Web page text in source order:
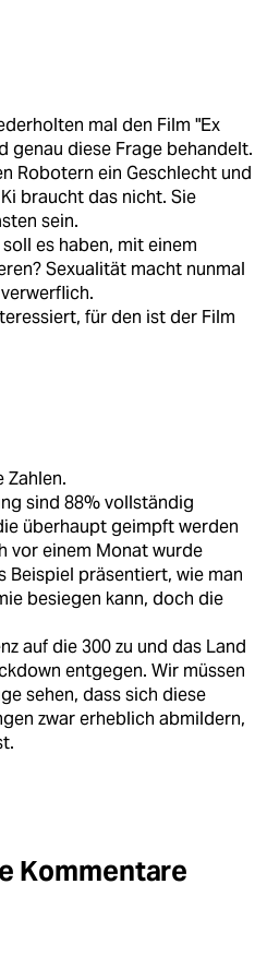
mal den Film "Ex
genau diese Frage behandelt.
Robotern ein Geschlecht und
braucht das nicht. Sie
sein.
es haben, mit einem
Sexualität macht nunmal
für den ist der Film
Zahlen.
sind 88% vollständig
überhaupt geimpft werden
vor einem Monat wurde
Beispiel präsentiert, wie man
besiegen kann, doch die
auf die 300 zu und das Land
entgegen. Wir müssen
sehen, dass sich diese
zwar erheblich abmildern,
Kommentare